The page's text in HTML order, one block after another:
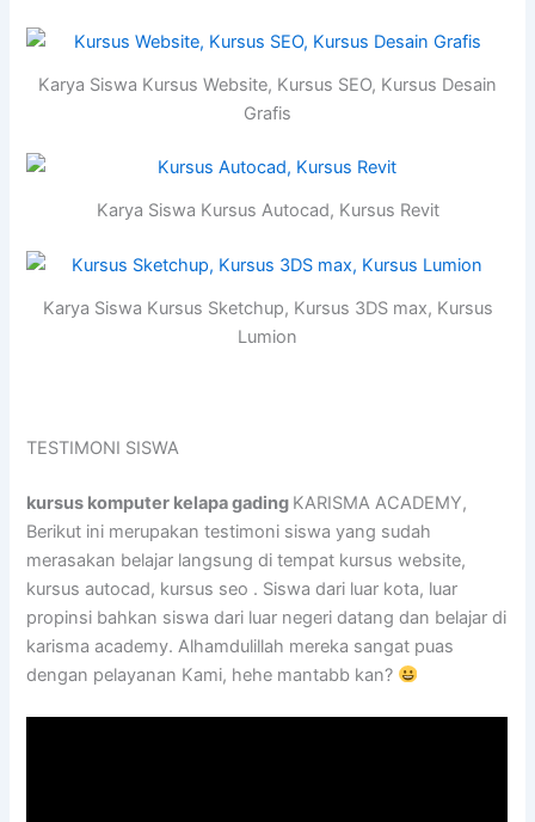
Karya Siswa Kursus Website, Kursus SEO, Kursus Desain
Grafis
Karya Siswa Kursus Autocad, Kursus Revit
Karya Siswa Kursus Sketchup, Kursus 3DS max, Kursus
Lumion
TESTIMONI SISWA
kursus komputer kelapa gading KARISMA ACADEMY,
Berikut ini merupakan testimoni siswa yang sudah
merasakan belajar langsung di tempat kursus website,
kursus autocad, kursus seo . Siswa dari luar kota, luar
propinsi bahkan siswa dari luar negeri datang dan belajar di
karisma academy. Alhamdulillah mereka sangat puas
dengan pelayanan Kami, hehe mantabb kan?